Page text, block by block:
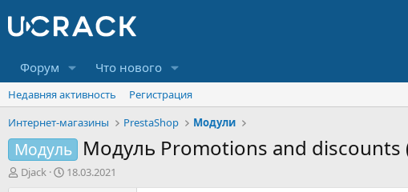
Форум Что нового
Недавняя активность
Регистрация
Интернет-магазины
PrestaShop Модули
Модуль Модуль Promotions and discounts
А
Djack
Д
18.03.2021